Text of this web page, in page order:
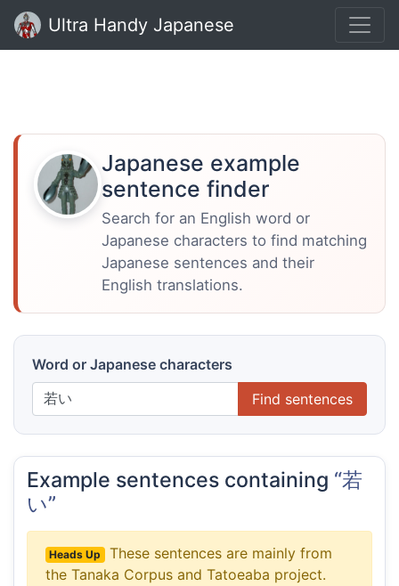
Ultra Handy Japanese
Japanese example
sentence finder
Search for an English word or
Japanese characters to find matching
Japanese sentences and their
English translations.
Word or Japanese characters
Find sentences
Example sentences containing “若
い”
Heads Up
These sentences are mainly from
the Tanaka Corpus and Tatoeaba project.